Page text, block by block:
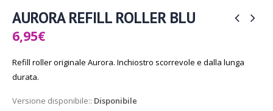
AURORA REFILL ROLLER BLU
6,95€
Refill roller originale Aurora. Inchiostro scorrevole e dalla lunga
durata.
Versione disponibile:: Disponibile